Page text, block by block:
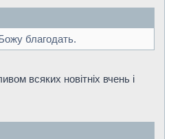
благодать.
всяких новітніх вчень і